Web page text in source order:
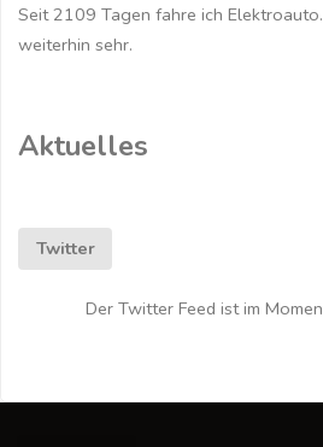
Elektromotoroller"
Seit 2109 Tagen fahre ich
weiterhin sehr.
Aktuelles
Twitter
Der Twitter Feed ist im